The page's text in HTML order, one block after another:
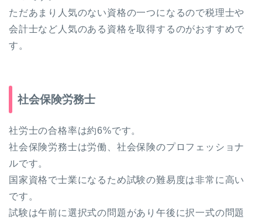
ただあまり人気のない資格の一つになるので税理士や
会計士など人気のある資格を取得するのがおすすめで
す。
社会保険労務士
社労士の合格率は約6%です。
社会保険労務士は労働、社会保険のプロフェッショナ
ルです。
国家資格で士業になるため試験の難易度は非常に高い
です。
試験は午前に選択式の問題があり午後に択一式の問題